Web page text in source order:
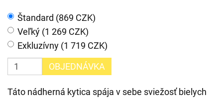
Štandard (869 CZK)
Veľký (1 269 CZK)
Exkluzívny (1 719 CZK)
OBJEDNÁVKA
Táto nádherná kytica spája v sebe sviežosť bielych